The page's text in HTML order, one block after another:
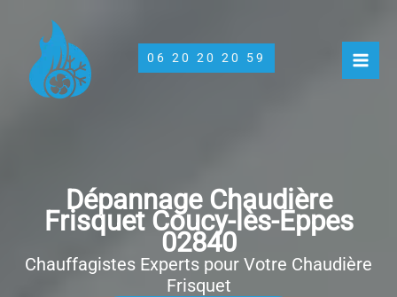
contenu
06 20 20 20 59
Dépannage Chaudière
Frisquet Coucy-lès-Eppes
02840
Chauffagistes Experts pour Votre Chaudière
Frisquet